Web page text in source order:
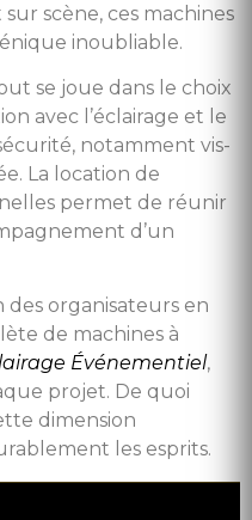
scène, ces machines
inoubliable.
se joue dans le choix
avec l’éclairage et le
notamment vis-
La location de
permet de réunir
d’un
des organisateurs en
de machines à
Événementiel,
projet. De quoi
dimension
les esprits.